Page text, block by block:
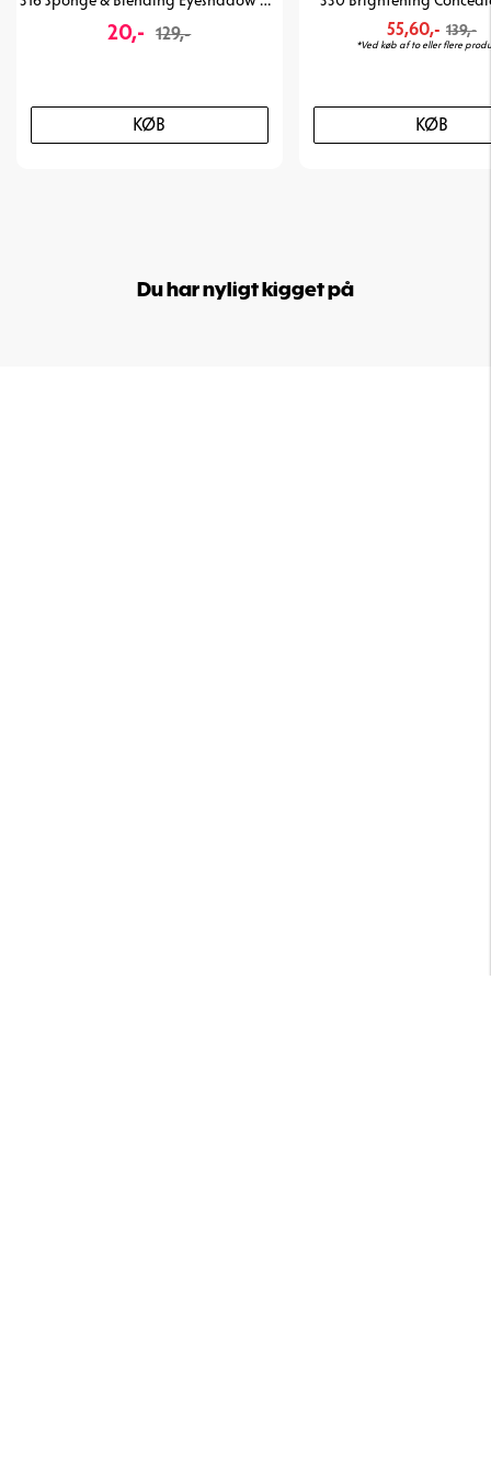
20,- 129,-
KØB
55,60,- 139,-
*Ved køb af to eller flere
KØB
Du har nyligt kigget på